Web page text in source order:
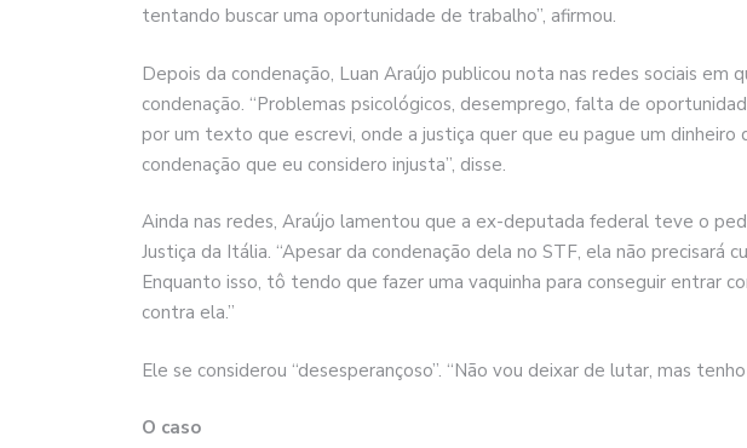
tentando buscar uma oportunidade de trabalho”, afirmou.
Depois da condenação, Luan Araújo publicou nota nas redes sociais em
condenação. “Problemas psicológicos, desemprego, falta de
por um texto que escrevi, onde a justiça quer que eu pague um dinheiro
condenação que eu considero injusta”, disse.
Ainda nas redes, Araújo lamentou que a ex-deputada federal teve o
Justiça da Itália. “Apesar da condenação dela no STF, ela não precisará
Enquanto isso, tô tendo que fazer uma vaquinha para conseguir entrar
contra ela.”
Ele se considerou “desesperançoso”. “Não vou deixar de lutar, mas
O caso